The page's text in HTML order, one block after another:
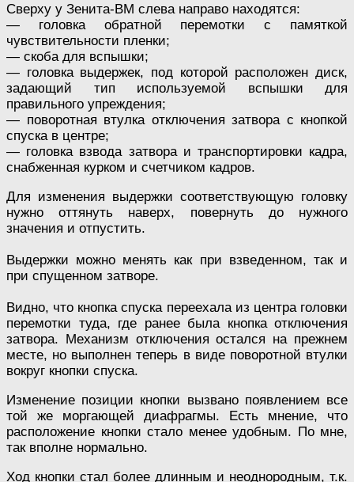
Сверху у Зенита-ВМ слева направо находятся:
— головка обратной перемотки с памяткой
чувствительности пленки;
— скоба для вспышки;
— головка выдержек, под которой расположен диск,
задающий тип используемой вспышки для
правильного упреждения;
— поворотная втулка отключения затвора с кнопкой
спуска в центре;
— головка взвода затвора и транспортировки кадра,
снабженная курком и счетчиком кадров.
Для изменения выдержки соответствующую головку
нужно оттянуть наверх, повернуть до нужного
значения и отпустить.
Выдержки можно менять как при взведенном, так и
при спущенном затворе.
Видно, что кнопка спуска переехала из центра головки
перемотки туда, где ранее была кнопка отключения
затвора. Механизм отключения остался на прежнем
месте, но выполнен теперь в виде поворотной втулки
вокруг кнопки спуска.
Изменение позиции кнопки вызвано появлением все
той же моргающей диафрагмы. Есть мнение, что
расположение кнопки стало менее удобным. По мне,
так вполне нормально.
Ход кнопки стал более длинным и неоднородным, т.к.